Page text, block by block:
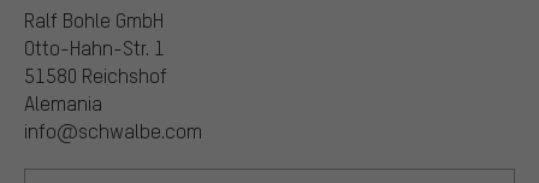
Ralf Bohle GmbH
Otto-Hahn-Str. 1
51580 Reichshof
Alemania
info@schwalbe.com